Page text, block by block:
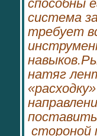
способны
система
требует
натяг
стороной